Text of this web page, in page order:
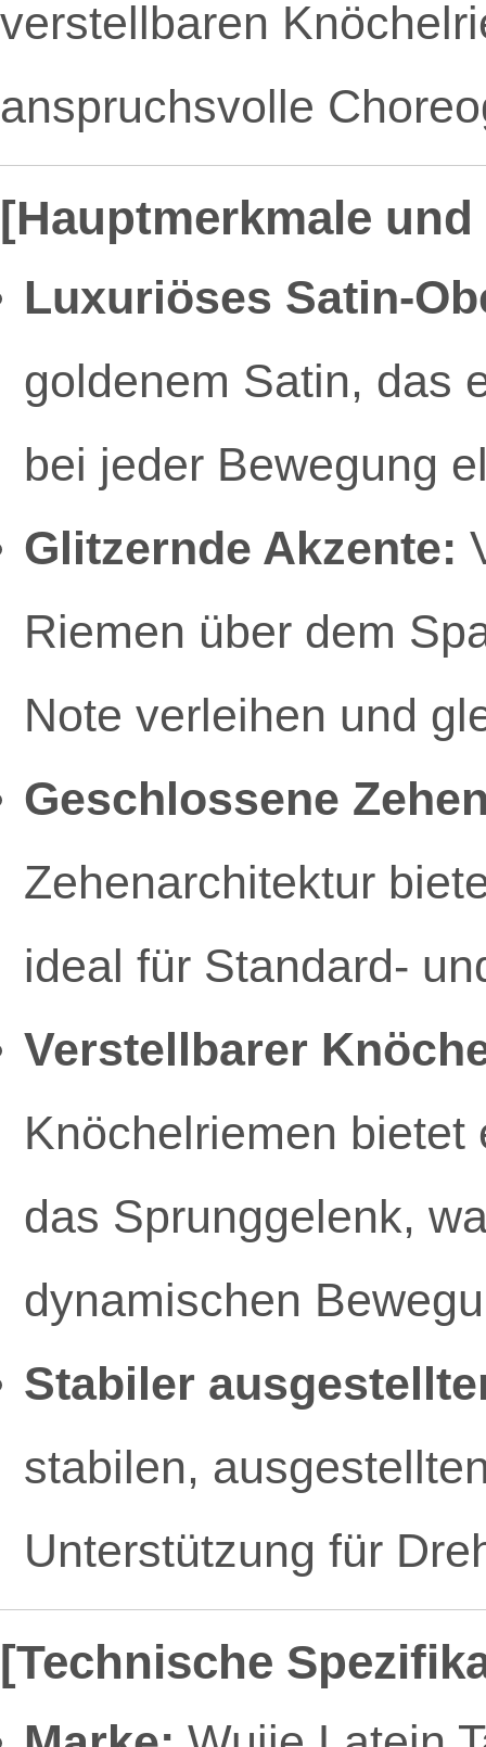
verstellbaren
anspruchsvolle
[Hauptmerkmale
Luxuriöses Satin-
goldenem Satin, das
bei jeder Bewegung
Glitzernde Akzente:
Riemen über dem
Note verleihen und
Geschlossene
Zehenarchitektur
ideal für Standard-
Verstellbarer
Knöchelriemen
das Sprunggelenk,
dynamischen
Stabiler
stabilen,
Unterstützung für
[Technische